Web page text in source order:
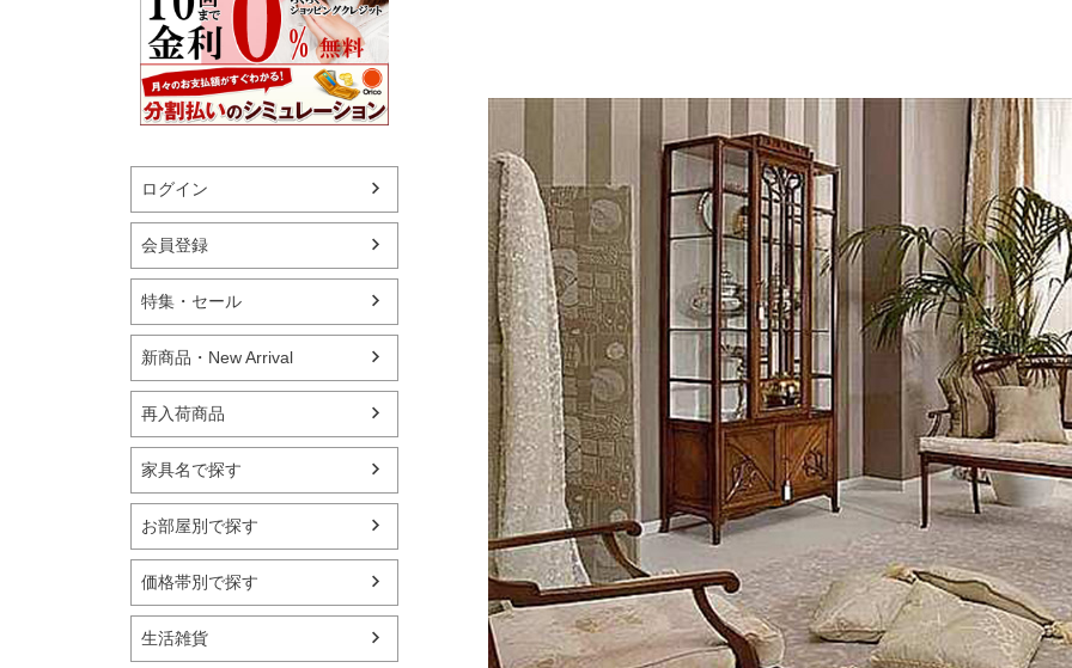
ログイン
会員登録
特集・セール
新商品・New Arrival
再入荷商品
家具名で探す
お部屋別で探す
価格帯別で探す
生活雑貨